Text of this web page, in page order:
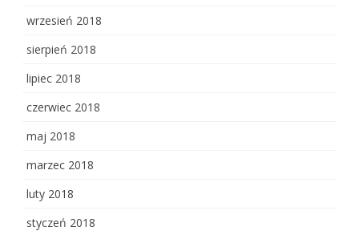
wrzesień 2018
sierpień 2018
lipiec 2018
czerwiec 2018
maj 2018
marzec 2018
luty 2018
styczeń 2018